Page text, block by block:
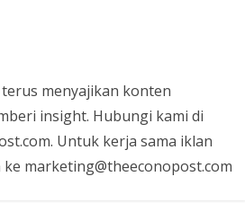
menyajikan konten
insight. Hubungi kami di
Untuk kerja sama iklan
marketing@theeconopost.com